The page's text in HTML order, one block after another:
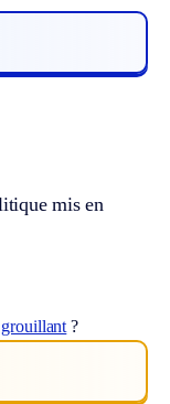
mis en
grouillant ?